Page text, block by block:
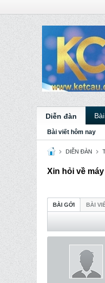
Diễn đàn
Bài viết hôm nay
DIỄN ĐÀN
Xin hỏi về
BÀI GỞI BÀI